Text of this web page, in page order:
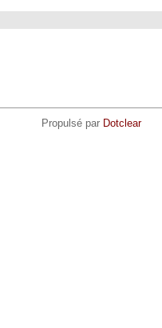
Propulsé par Dotclear